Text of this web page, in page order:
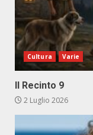
Cultura Varie
Il Recinto 9
2 Luglio 2026